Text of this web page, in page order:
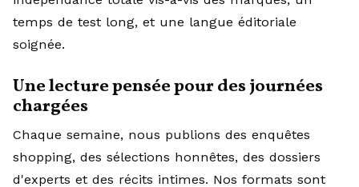
temps de test long, et une langue éditoriale
soignée.
Une lecture pensée pour des journées
chargées
Chaque semaine, nous publions des enquêtes
shopping, des sélections honnêtes, des dossiers
d'experts et des récits intimes. Nos formats sont